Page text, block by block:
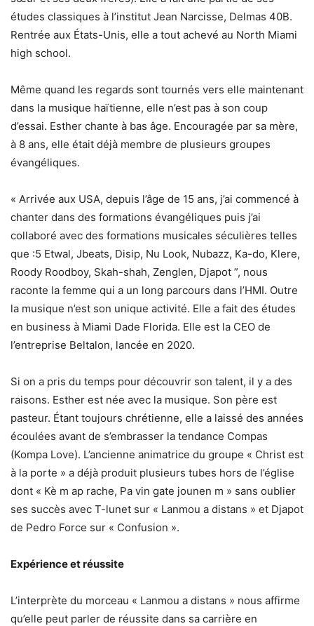
études classiques à l’institut Jean Narcisse, Delmas 40B.
Rentrée aux États-Unis, elle a tout achevé au North Miami
high school.
Même quand les regards sont tournés vers elle maintenant
dans la musique haïtienne, elle n’est pas à son coup
d’essai. Esther chante à bas âge. Encouragée par sa mère,
à 8 ans, elle était déjà membre de plusieurs groupes
évangéliques.
« Arrivée aux USA, depuis l’âge de 15 ans, j’ai commencé à
chanter dans des formations évangéliques puis j’ai
collaboré avec des formations musicales séculières telles
que :5 Etwal, Jbeats, Disip, Nu Look, Nubazz, Ka-do, Klere,
Roody Roodboy, Skah-shah, Zenglen, Djapot ”, nous
raconte la femme qui a un long parcours dans l’HMI. Outre
la musique n’est son unique activité. Elle a fait des études
en business à Miami Dade Florida. Elle est la CEO de
l’entreprise Beltalon, lancée en 2020.
Si on a pris du temps pour découvrir son talent, il y a des
raisons. Esther est née avec la musique. Son père est
pasteur. Étant toujours chrétienne, elle a laissé des années
écoulées avant de s’embrasser la tendance Compas
(Kompa Love). L’ancienne animatrice du groupe « Christ est
à la porte » a déjà produit plusieurs tubes hors de l’église
dont « Kè m ap rache, Pa vin gate jounen m » sans oublier
ses succès avec T-lunet sur « Lanmou a distans » et Djapot
de Pedro Force sur « Confusion ».
Expérience et réussite
L’interprète du morceau « Lanmou a distans » nous affirme
qu’elle peut parler de réussite dans sa carrière en